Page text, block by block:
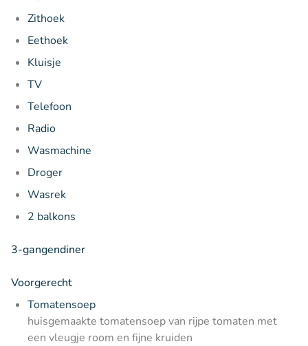
Zithoek
Eethoek
Kluisje
TV
Telefoon
Radio
Wasmachine
Droger
Wasrek
2 balkons
3-gangendiner
Voorgerecht
Tomatensoep
huisgemaakte tomatensoep van rijpe tomaten met
een vleugje room en fijne kruiden